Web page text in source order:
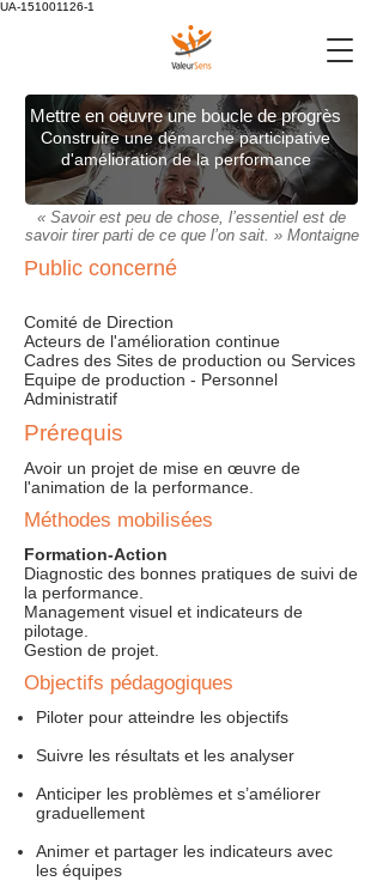
UA-151001126-1
Mettre en oeuvre une boucle de progrès
Construire une démarche participative
d'amélioration de la performance
« Savoir est peu de chose, l’essentiel est de
savoir tirer parti de ce que l’on sait. » Montaigne
Public concerné
Comité de Direction
Acteurs de l'amélioration continue
Cadres des Sites de production ou Services
Equipe de production - Personnel
Administratif
Prérequis
Avoir un projet de mise en œuvre de
l'animation de la performance.
Méthodes mobilisées
Formation-Action
Diagnostic des bonnes pratiques de suivi de
la performance.
Management visuel et indicateurs de
pilotage.
Gestion de projet.
Objectifs pédagogiques
Piloter pour atteindre les objectifs
Suivre les résultats et les analyser
Anticiper les problèmes et s’améliorer
graduellement
Animer et partager les indicateurs avec
les équipes